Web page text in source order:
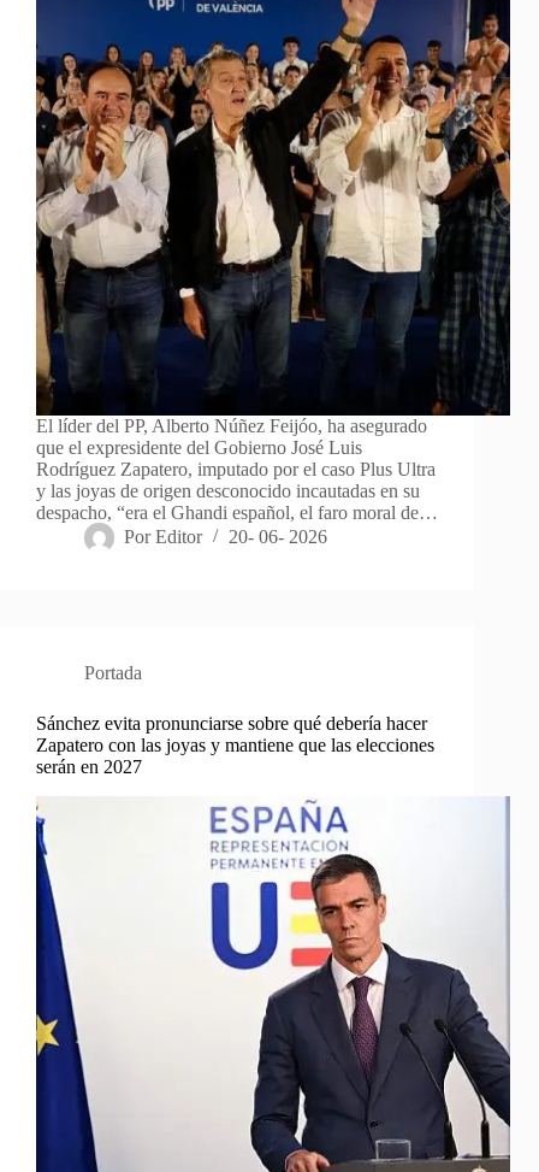
El líder del PP, Alberto Núñez Feijóo, ha asegurado
que el expresidente del Gobierno José Luis
Rodríguez Zapatero, imputado por el caso Plus Ultra
y las joyas de origen desconocido incautadas en su
despacho, “era el Ghandi español, el faro moral de…
Por Editor 20- 06- 2026
Portada
Sánchez evita pronunciarse sobre qué debería hacer
Zapatero con las joyas y mantiene que las elecciones
serán en 2027